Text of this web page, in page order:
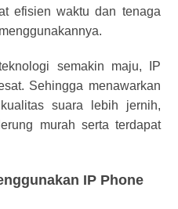
efisien waktu dan tenaga
semakin maju, IP
Sehingga menawarkan
suara lebih jernih,
murah serta terdapat
IP Phone